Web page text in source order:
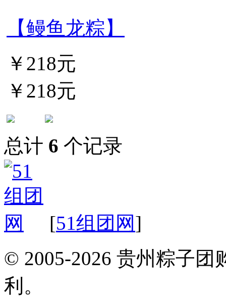
【鳗鱼龙粽】
￥218元
￥218元
总计 6 个记录
[51组团网]
© 2005-2026 贵州粽子
利。